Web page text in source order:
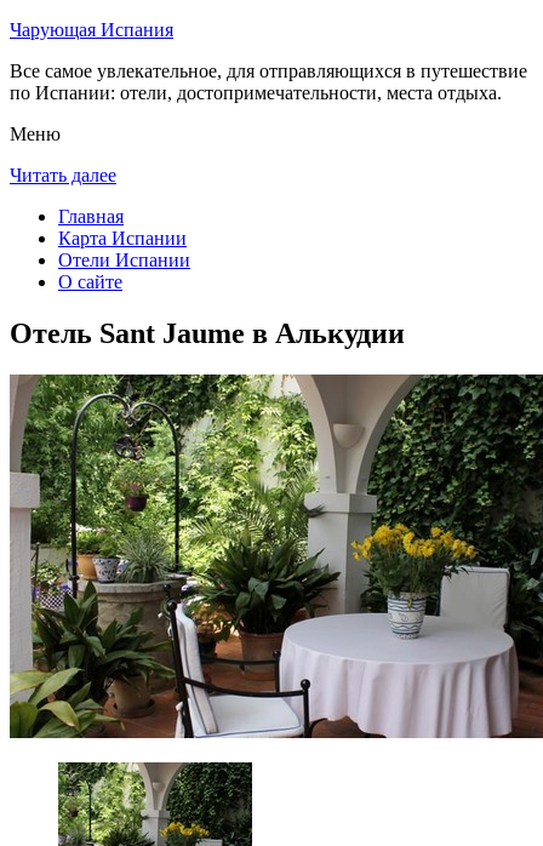
Чарующая Испания
Все самое увлекательное, для отправляющихся в путешествие
по Испании: отели, достопримечательности, места отдыха.
Меню
Читать далее
Главная
Карта Испании
Отели Испании
О сайте
Отель Sant Jaume в Алькудии